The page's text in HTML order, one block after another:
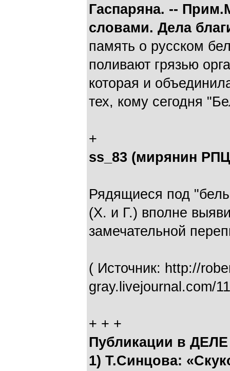
Гаспаряна. --
словами. Дела
память о русском
поливают грязью
которая и
тех, кому сегодня
+
ss_83 (мирянин
Рядящиеся под
(Х. и Г.) вполне
замечательной
( Источник: http://
gray.livejournal.com/
+ + +
Публикации в
1) Т.Синцова: